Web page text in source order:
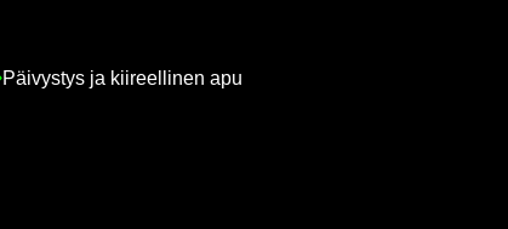
Päi­vys­tys ja kii­reel­li­nen apu